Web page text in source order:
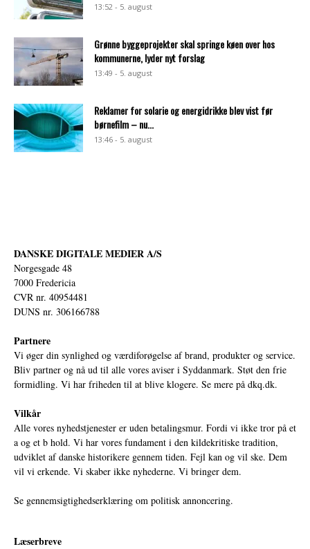
13:52 - 5. august
Grønne byggeprojekter skal springe køen over hos
kommunerne, lyder nyt forslag
13:49 - 5. august
Reklamer for solarie og energidrikke blev vist før
børnefilm – nu...
13:46 - 5. august
DANSKE DIGITALE MEDIER A/S
Norgesgade 48
7000 Fredericia
CVR nr. 40954481
DUNS nr. 306166788
Partnere
Vi øger din synlighed og værdiforøgelse af brand, produkter og service.
Bliv partner og nå ud til alle vores aviser i Syddanmark. Støt den frie
formidling. Vi har friheden til at blive klogere. Se mere på dkq.dk.
Vilkår
Alle vores nyhedstjenester er uden betalingsmur. Fordi vi ikke tror på et
a og et b hold. Vi har vores fundament i den kildekritiske tradition,
udviklet af danske historikere gennem tiden. Fejl kan og vil ske. Dem
vil vi erkende. Vi skaber ikke nyhederne. Vi bringer dem.
Se gennemsigtighedserklæring om politisk annoncering.
Læserbreve